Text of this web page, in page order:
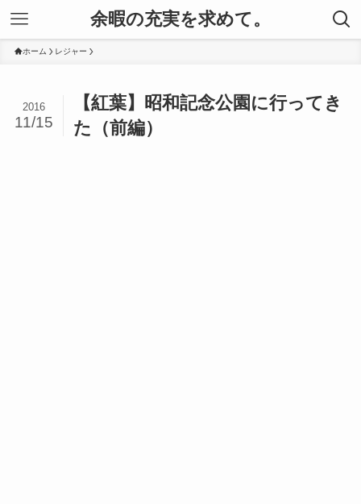
余暇の充実を求めて。
ホーム レジャー
【紅葉】昭和記念公園に行ってき
た（前編）
2016
11/15